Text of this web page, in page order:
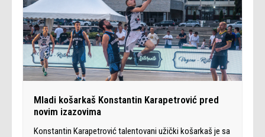
Mladi košarkaš Konstantin Karapetrović pred
novim izazovima
Konstantin Karapetrović talentovani užički košarkaš je sa